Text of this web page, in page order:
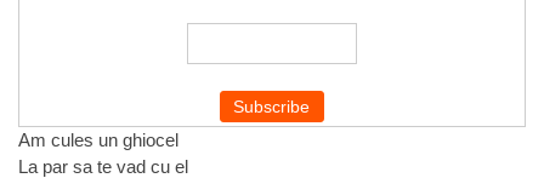
Am cules un ghiocel
La par sa te vad cu el